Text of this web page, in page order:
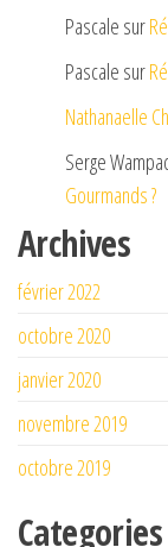
Pascale sur
Pascale sur
Nathanaelle
Serge
Gourmands ?
Archives
février 2022
octobre 2020
janvier 2020
novembre 2019
octobre 2019
Categories